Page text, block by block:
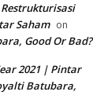
Saham on
Good Or Bad?
2021 | Pintar
Batubara,